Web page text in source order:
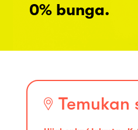
0% bunga.
Temukan